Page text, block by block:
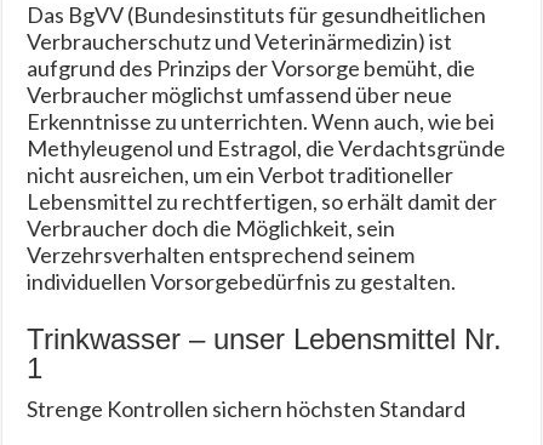
Das BgVV (Bundesinstituts für gesundheitlichen
Verbraucherschutz und Veterinärmedizin) ist
aufgrund des Prinzips der Vorsorge bemüht, die
Verbraucher möglichst umfassend über neue
Erkenntnisse zu unterrichten. Wenn auch, wie bei
Methyleugenol und Estragol, die Verdachtsgründe
nicht ausreichen, um ein Verbot traditioneller
Lebensmittel zu rechtfertigen, so erhält damit der
Verbraucher doch die Möglichkeit, sein
Verzehrsverhalten entsprechend seinem
individuellen Vorsorgebedürfnis zu gestalten.
Trinkwasser – unser Lebensmittel Nr.
1
Strenge Kontrollen sichern höchsten Standard